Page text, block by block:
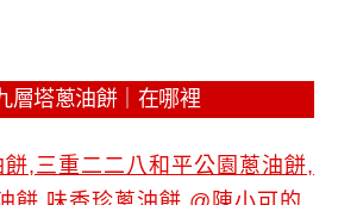
層塔蔥油餅｜在哪裡